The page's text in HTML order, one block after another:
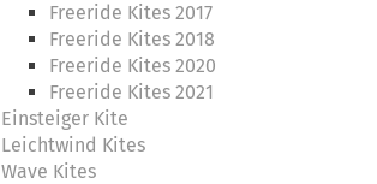
Freeride Kites 2017
Freeride Kites 2018
Freeride Kites 2020
Freeride Kites 2021
Einsteiger Kite
Leichtwind Kites
Wave Kites